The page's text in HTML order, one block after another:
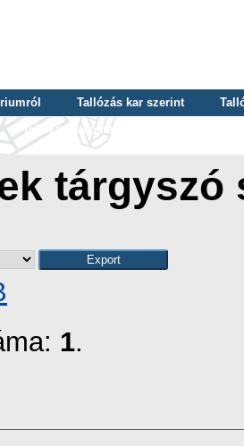
Tallózás kar szerint
Tallózás tudományterület szerint
1.